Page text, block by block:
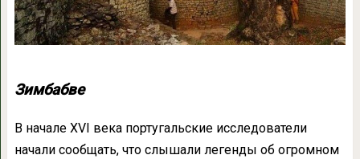
Зимбабве
В начале XVI века португальские исследователи
начали сообщать, что слышали легенды об огромном